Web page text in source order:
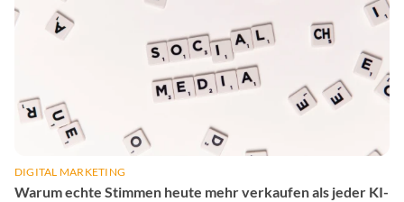
DIGITAL MARKETING
Warum echte Stimmen heute mehr verkaufen als jeder KI-